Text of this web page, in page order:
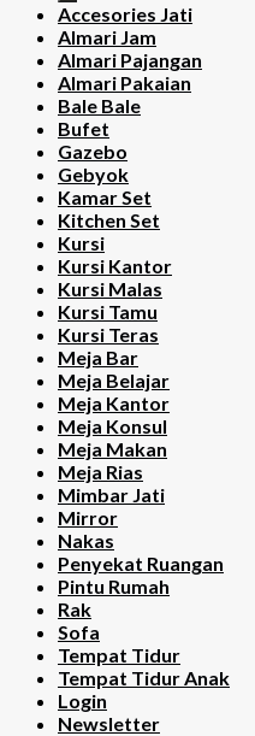
Accesories Jati
Almari Jam
Almari Pajangan
Almari Pakaian
Bale Bale
Bufet
Gazebo
Gebyok
Kamar Set
Kitchen Set
Kursi
Kursi Kantor
Kursi Malas
Kursi Tamu
Kursi Teras
Meja Bar
Meja Belajar
Meja Kantor
Meja Konsul
Meja Makan
Meja Rias
Mimbar Jati
Mirror
Nakas
Penyekat Ruangan
Pintu Rumah
Rak
Sofa
Tempat Tidur
Tempat Tidur Anak
Login
Newsletter